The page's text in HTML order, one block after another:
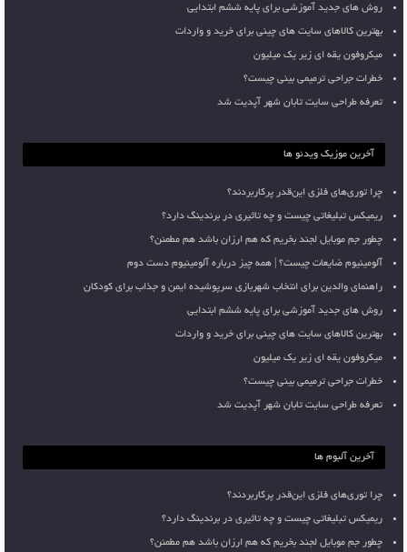
روش های جدید آموزشی برای پایه ششم ابتدایی
بهترین کالاهای سایت های چینی برای خرید و واردات
میکروفون یقه ای زیر یک میلیون
خطرات جراحی ترمیمی بینی چیست؟
تعرفه طراحی سایت تابان شهر آپدیت شد
آخرین موزیک ویدئو ها
چرا توری‌های فلزی این‌قدر پرکاربردند؟
ریمیکس تبلیغاتی چیست و چه تاثیری در برندینگ دارد؟
چطور جم موبایل لجند بخریم که هم ارزان باشد هم مطمئن؟
آلومینیوم ضایعات چیست؟ | همه چیز درباره آلومینیوم دست دوم
راهنمای والدین برای انتخاب شهربازی سرپوشیده ایمن و جذاب برای کودکان
روش های جدید آموزشی برای پایه ششم ابتدایی
بهترین کالاهای سایت های چینی برای خرید و واردات
میکروفون یقه ای زیر یک میلیون
خطرات جراحی ترمیمی بینی چیست؟
تعرفه طراحی سایت تابان شهر آپدیت شد
آخرین آلبوم ها
چرا توری‌های فلزی این‌قدر پرکاربردند؟
ریمیکس تبلیغاتی چیست و چه تاثیری در برندینگ دارد؟
چطور جم موبایل لجند بخریم که هم ارزان باشد هم مطمئن؟